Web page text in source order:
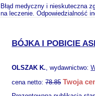
Błąd medyczny i nieskuteczna
na leczenie. Odpowiedzialność
BÓJKA I POBICIE
OLSZAK K., wydawnictwo:
cena netto: 78.85 Twoja